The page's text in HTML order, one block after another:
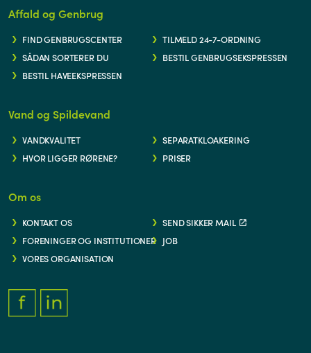
Affald og Genbrug
FIND GENBRUGSCENTER
TILMELD 24-7-ORDNING
SÅDAN SORTERER DU
BESTIL GENBRUGSEKSPRESSEN
BESTIL HAVEEKSPRESSEN
Vand og Spildevand
VANDKVALITET
SEPARATKLOAKERING
HVOR LIGGER RØRENE?
PRISER
Om os
KONTAKT OS
SEND SIKKER MAIL
FORENINGER OG INSTITUTIONER JOB
VORES ORGANISATION